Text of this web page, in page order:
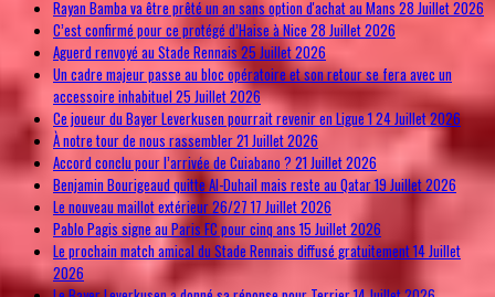
Rayan Bamba va être prêté un an sans option d'achat au Mans 28 Juillet 2026
C’est confirmé pour ce protégé d’Haise à Nice28 Juillet 2026
Aguerd renvoyé au Stade Rennais 25 Juillet 2026
Un cadre majeur passe au bloc opératoire et son retour se fera avec un
accessoire inhabituel25 Juillet 2026
Ce joueur du Bayer Leverkusen pourrait revenir en Ligue 124 Juillet 2026
À notre tour de nous rassembler21 Juillet 2026
Accord conclu pour l’arrivée de Cuiabano ? 21 Juillet 2026
Benjamin Bourigeaud quitte Al-Duhail mais reste au Qatar19 Juillet 2026
Le nouveau maillot extérieur 26/27 17 Juillet 2026
Pablo Pagis signe au Paris FC pour cinq ans 15 Juillet 2026
Le prochain match amical du Stade Rennais diffusé gratuitement14 Juillet
2026